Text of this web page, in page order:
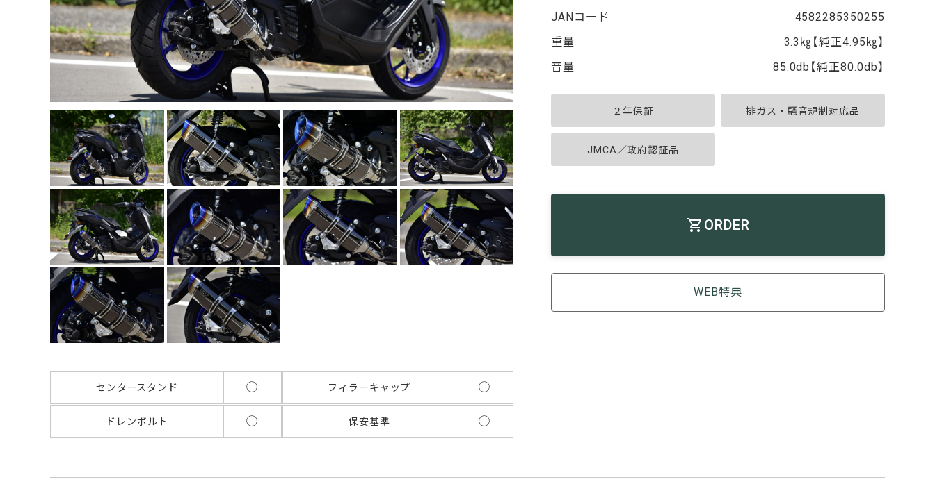
JANコード
4582285350255
重量
3.3㎏【純正4.95㎏】
音量
85.0db【純正80.0db】
２年保証 排ガス・騒音規制対応品
JMCA／政府認証品
ORDER
WEB特典
センタースタンド ◯ フィラーキャップ ◯
ドレンボルト ◯ 保安基準 ◯